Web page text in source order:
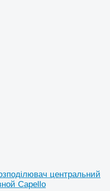
центральний
Capello